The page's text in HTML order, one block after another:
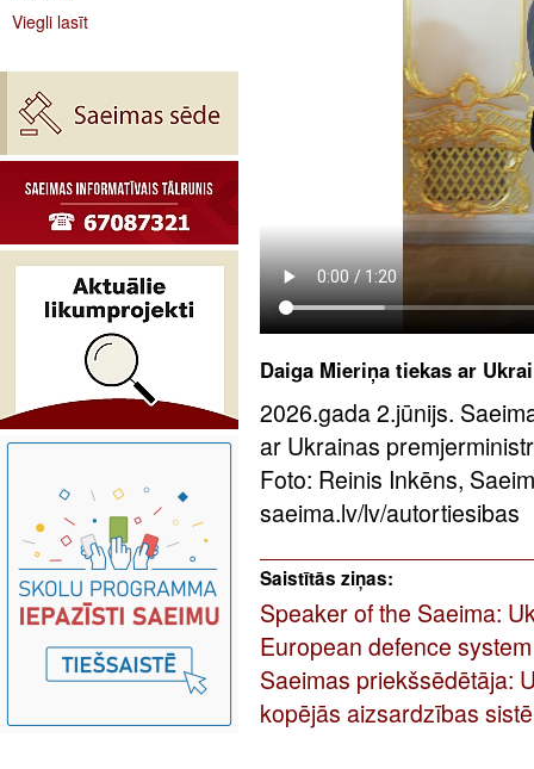
Viegli lasīt
Daiga Mieriņa tiekas ar
2026.gada 2.jūnijs.
ar Ukrainas
Foto: Reinis Inkēns,
saeima.lv/lv/autortiesibas
Saistītās ziņas:
Speaker of the Saeima:
European defence system
Saeimas priekšsēdētāja:
kopējās aizsardzības